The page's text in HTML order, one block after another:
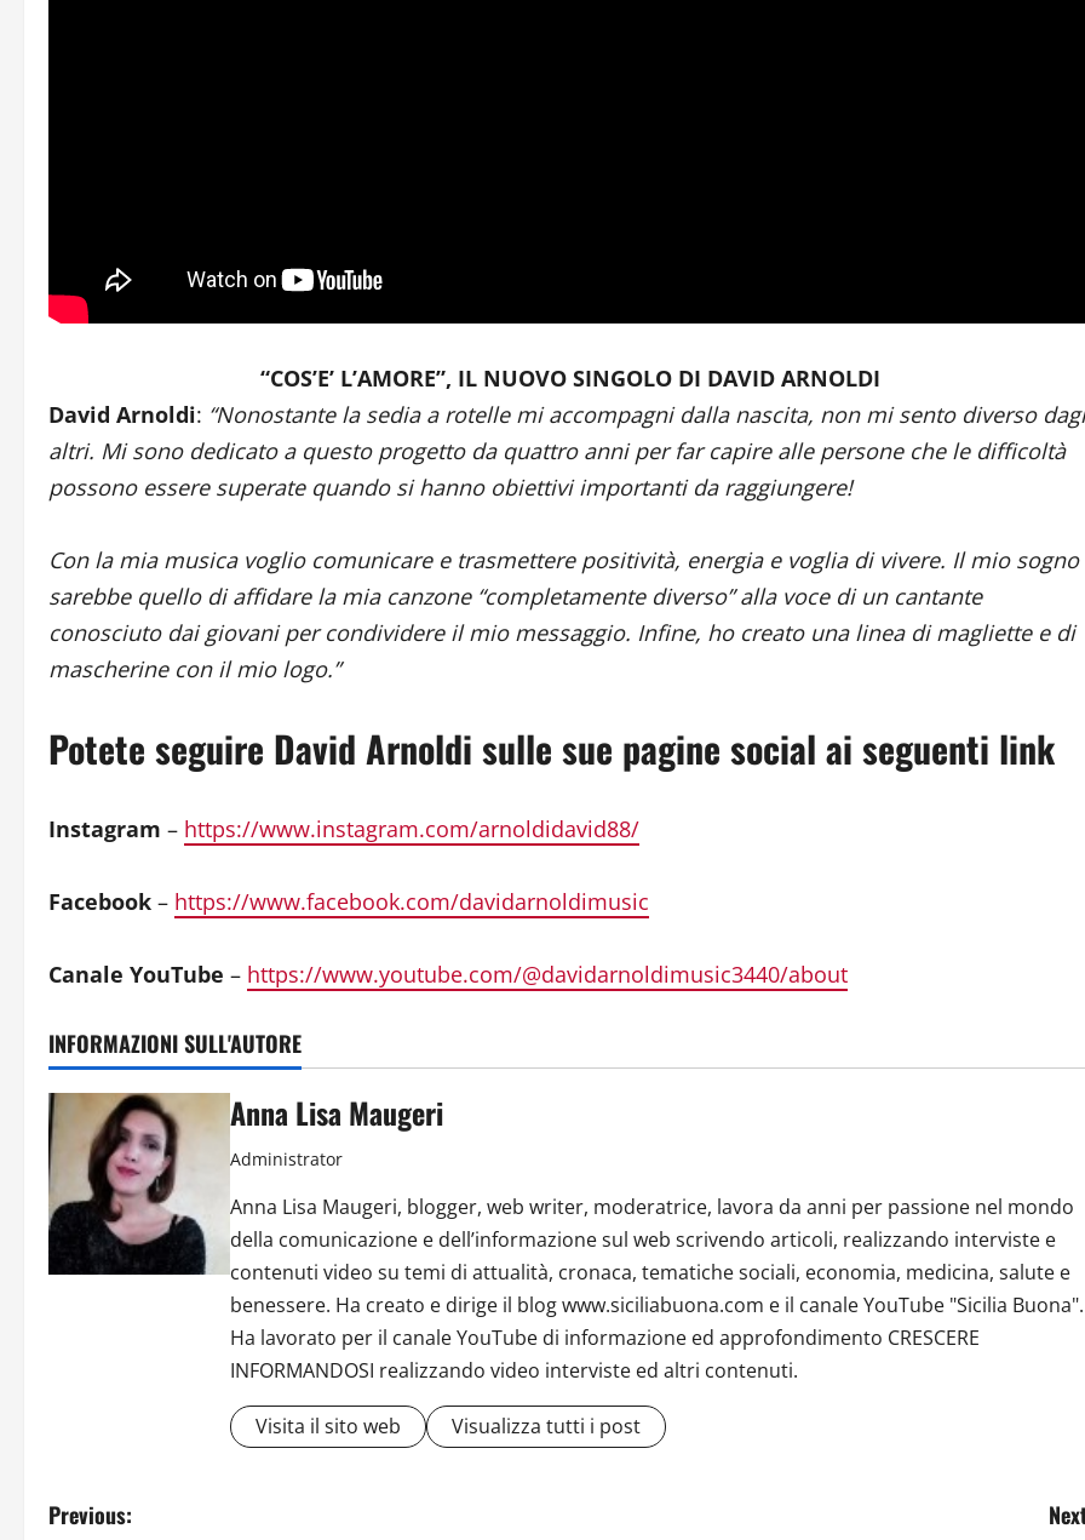
“COS’E’ L’AMORE”, IL NUOVO SINGOLO DI DAVID ARNOLDI
David Arnoldi: “Nonostante la sedia a rotelle mi accompagni dalla nascita, non mi sento diverso
altri. Mi sono dedicato a questo progetto da quattro anni per far capire alle persone che le difficoltà
possono essere superate quando si hanno obiettivi importanti da raggiungere!
Con la mia musica voglio comunicare e trasmettere positività, energia e voglia di vivere. Il mio sogno
sarebbe quello di affidare la mia canzone “completamente diverso” alla voce di un cantante
conosciuto dai giovani per condividere il mio messaggio. Infine, ho creato una linea di magliette e di
mascherine con il mio logo.”
Potete seguire David Arnoldi sulle sue pagine social ai seguenti link
Instagram – https://www.instagram.com/arnoldidavid88/
Facebook – https://www.facebook.com/davidarnoldimusic
Canale YouTube – https://www.youtube.com/@davidarnoldimusic3440/about
INFORMAZIONI SULL'AUTORE
Anna Lisa Maugeri
Administrator
Anna Lisa Maugeri, blogger, web writer, moderatrice, lavora da anni per passione nel mondo
della comunicazione e dell’informazione sul web scrivendo articoli, realizzando interviste e
contenuti video su temi di attualità, cronaca, tematiche sociali, economia, medicina, salute e
benessere. Ha creato e dirige il blog www.siciliabuona.com e il canale YouTube "Sicilia Buona".
Ha lavorato per il canale YouTube di informazione ed approfondimento CRESCERE
INFORMANDOSI realizzando video interviste ed altri contenuti.
Visita il sito web Visualizza tutti i post
P
Previous: